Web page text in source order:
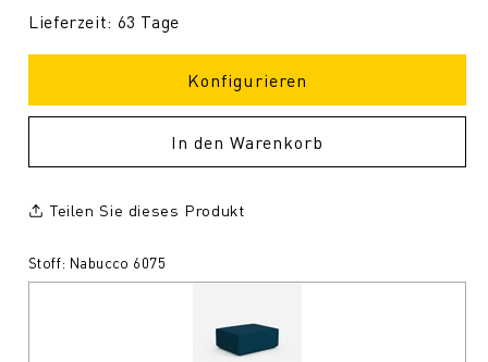
Lieferzeit: 63 Tage
Konfigurieren
In den Warenkorb
Teilen Sie dieses Produkt
Stoff: Nabucco 6075